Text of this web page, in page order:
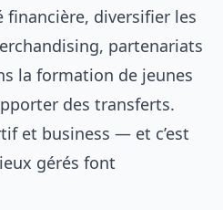
financière, diversifier les
partenariats
la formation de jeunes
des transferts.
et business — et c’est
gérés font